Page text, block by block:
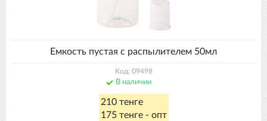
Емкость пустая с распылителем 50мл
Код: 09498
В наличии
210 тенге
175 тенге - опт